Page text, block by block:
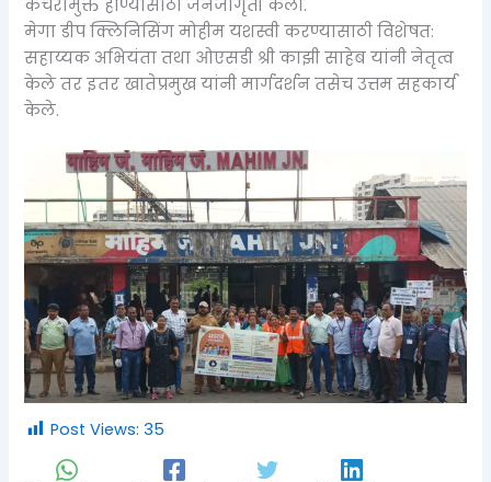
कचरामुक्त होण्यासाठी जनजागृती केली.
मेगा डीप क्लिनिसिंग मोहीम यशस्वी करण्यासाठी विशेषत:
सहाय्यक अभियंता तथा ओएसडी श्री काझी साहेब यांनी नेतृत्व
केले तर इतर खातेप्रमुख यांनी मार्गदर्शन तसेच उत्तम सहकार्य
केले.
Post Views: 35